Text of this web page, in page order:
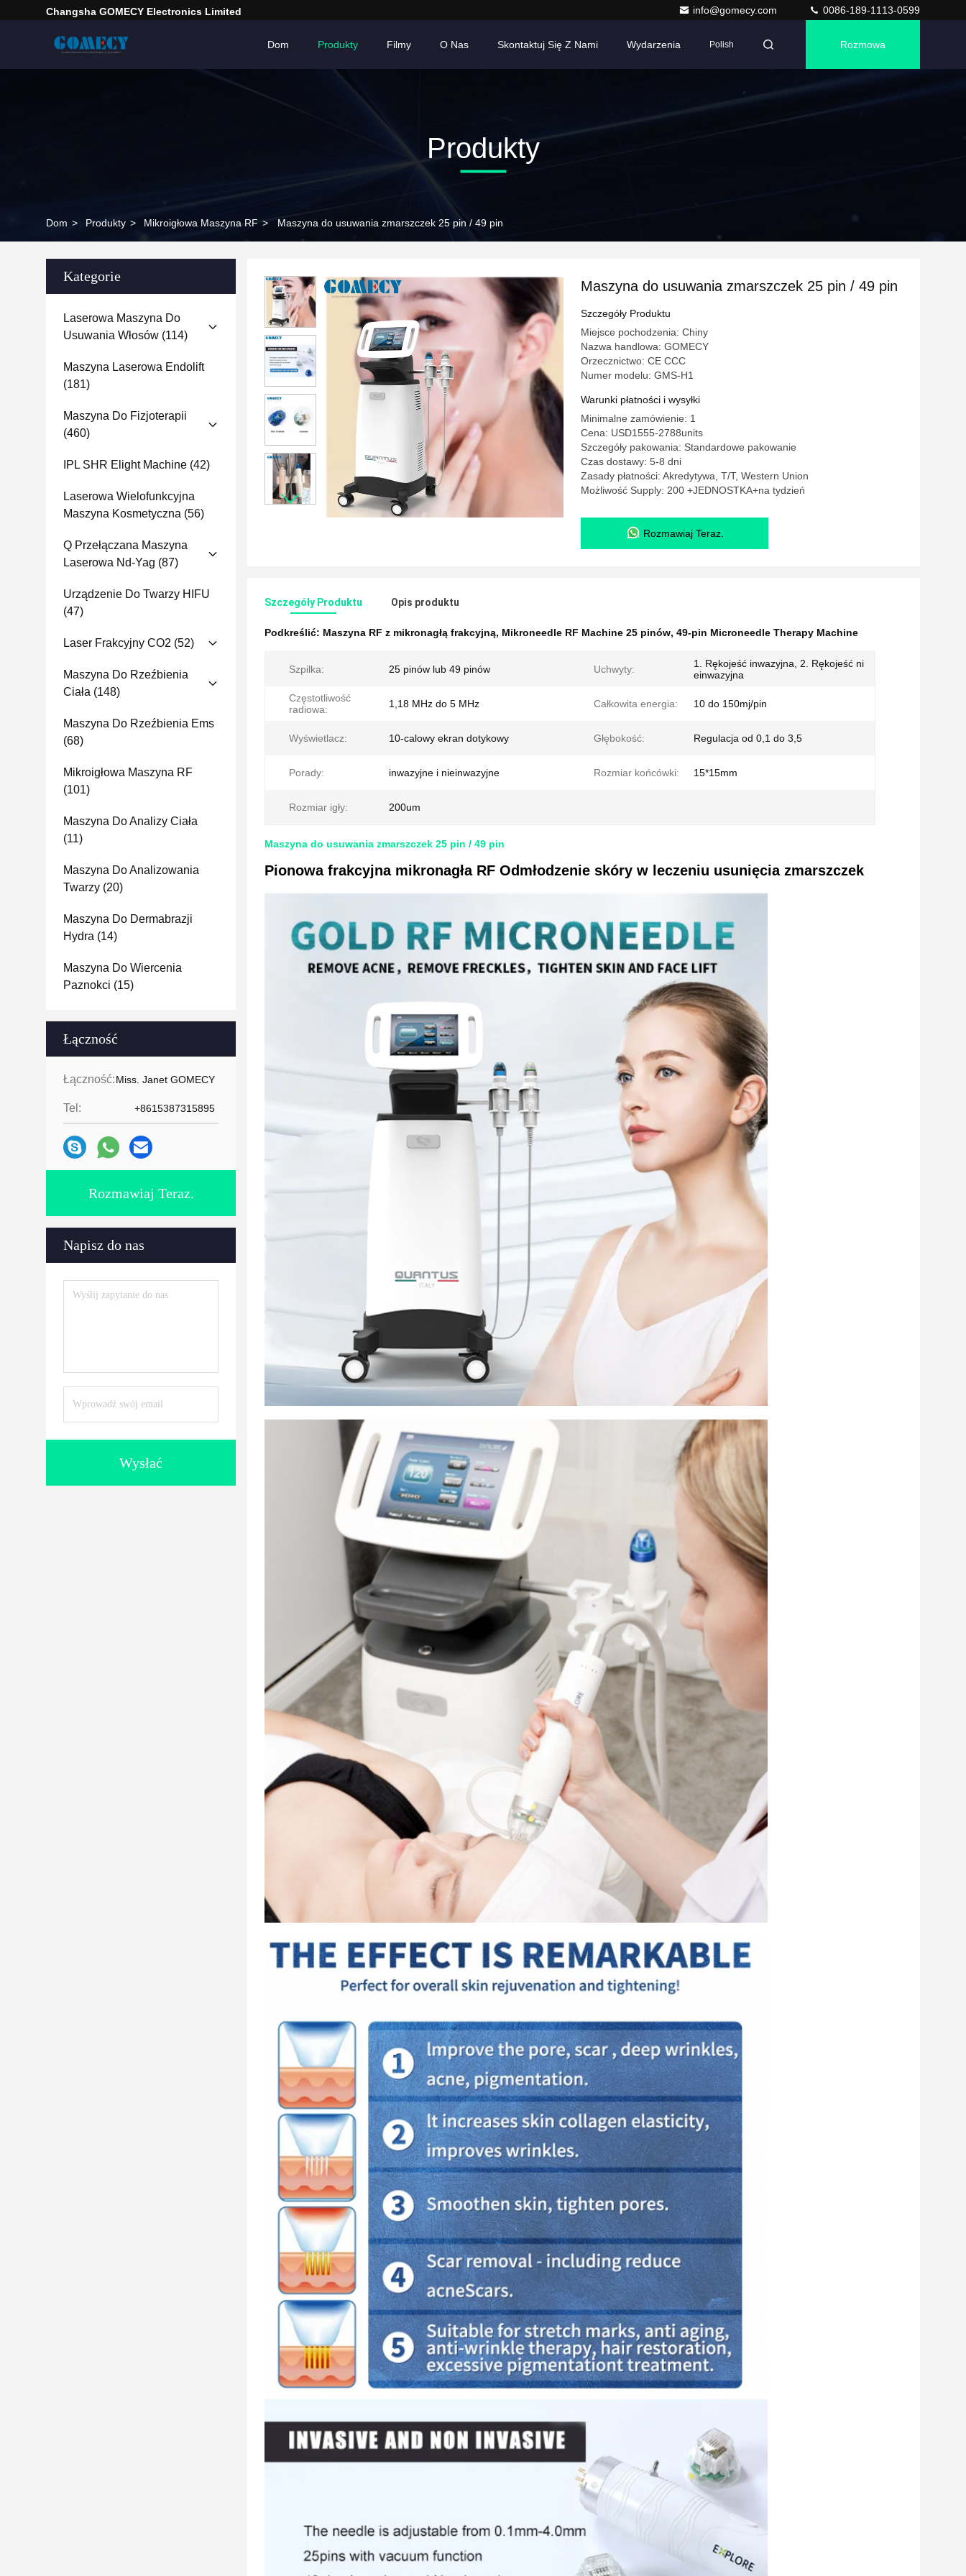
Changsha GOMECY Electronics Limited info@gomecy.com 0086-189-1113-0599
Dom Produkty Filmy O Nas Skontaktuj Się Z Nami Wydarzenia Polish Rozmowa
Produkty
Dom > Produkty > Mikroigłowa Maszyna RF > Maszyna do usuwania zmarszczek 25 pin / 49 pin
Kategorie
Laserowa Maszyna Do
Usuwania Włosów (114)
Maszyna Laserowa Endolift
(181)
Maszyna Do Fizjoterapii
(460)
IPL SHR Elight Machine (42)
Laserowa Wielofunkcyjna
Maszyna Kosmetyczna (56)
Q Przełączana Maszyna
Laserowa Nd-Yag (87)
Urządzenie Do Twarzy HIFU
(47)
Laser Frakcyjny CO2 (52)
Maszyna Do Rzeźbienia
Ciała (148)
Maszyna Do Rzeźbienia Ems
(68)
Mikroigłowa Maszyna RF
(101)
Maszyna Do Analizy Ciała
(11)
Maszyna Do Analizowania
Twarzy (20)
Maszyna Do Dermabrazji
Hydra (14)
Maszyna Do Wiercenia
Paznokci (15)
Łączność
Łączność:Miss. Janet GOMECY
Tel: +8615387315895
Rozmawiaj Teraz.
Napisz do nas
Wysłać
Maszyna do usuwania zmarszczek 25 pin / 49 pin
Szczegóły Produktu
Miejsce pochodzenia: Chiny
Nazwa handlowa: GOMECY
Orzecznictwo: CE CCC
Numer modelu: GMS-H1
Warunki płatności i wysyłki
Minimalne zamówienie: 1
Cena: USD1555-2788units
Szczegóły pakowania: Standardowe pakowanie
Czas dostawy: 5-8 dni
Zasady płatności: Akredytywa, T/T, Western Union
Możliwość Supply: 200 +JEDNOSTKA+na tydzień
Rozmawiaj Teraz.
Szczegóły Produktu Opis produktu
Podkreślić: Maszyna RF z mikronagłą frakcyjną, Mikroneedle RF Machine 25 pinów, 49-pin Microneedle Therapy Machine
Szpilka: 25 pinów lub 49 pinów Uchwyty:
1. Rękojeść inwazyjna, 2. Rękojeść ni
einwazyjna
Częstotliwość
radiowa:
1,18 MHz do 5 MHz Całkowita energia: 10 do 150mj/pin
Wyświetlacz: 10-calowy ekran dotykowy Głębokość: Regulacja od 0,1 do 3,5
Porady: inwazyjne i nieinwazyjne Rozmiar końcówki: 15*15mm
Rozmiar igły: 200um
Maszyna do usuwania zmarszczek 25 pin / 49 pin
Pionowa frakcyjna mikronagła RF Odmłodzenie skóry w leczeniu usunięcia zmarszczek